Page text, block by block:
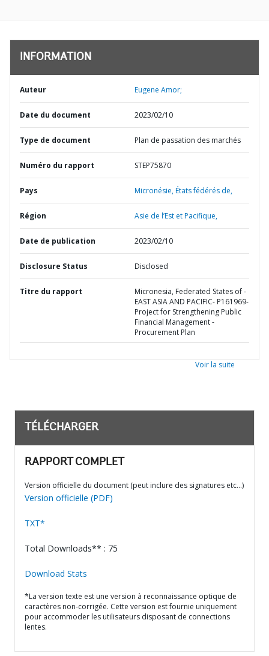
INFORMATION
Auteur Eugene Amor;
Date du document 2023/02/10
Type de document Plan de passation des marchés
Numéro du rapport STEP75870
Pays Micronésie,États fédérés de,
Région Asie de l’Est et Pacifique,
Date de publication 2023/02/10
Disclosure Status Disclosed
Titre du rapport
Micronesia, Federated States of -
EAST ASIA AND PACIFIC- P161969-
Project for Strengthening Public
Financial Management -
Procurement Plan
Voir la suite
TÉLÉCHARGER
RAPPORT COMPLET
Version officielle du document (peut inclure des signatures etc…)
Version officielle (PDF)
TXT*
Total Downloads** : 75
Download Stats
*La version texte est une version à reconnaissance optique de
caractères non-corrigée. Cette version est fournie uniquement
pour accommoder les utilisateurs disposant de connections
lentes.